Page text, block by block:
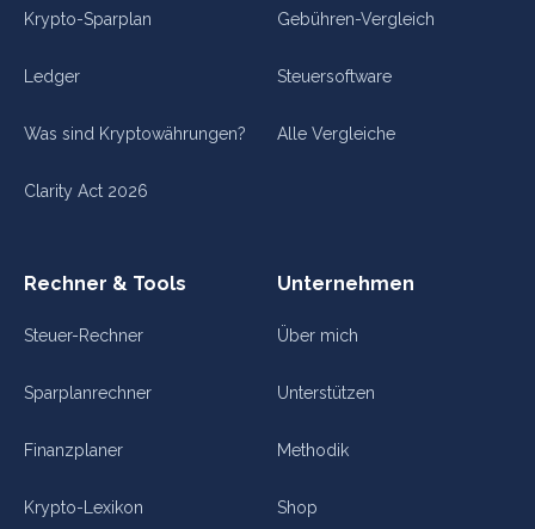
Krypto-Sparplan
Ledger
Was sind Kryptowährungen?
Clarity Act 2026
Gebühren-Vergleich
Steuersoftware
Alle Vergleiche
Rechner & Tools
Steuer-Rechner
Sparplanrechner
Finanzplaner
Krypto-Lexikon
Unternehmen
Über mich
Unterstützen
Methodik
Shop